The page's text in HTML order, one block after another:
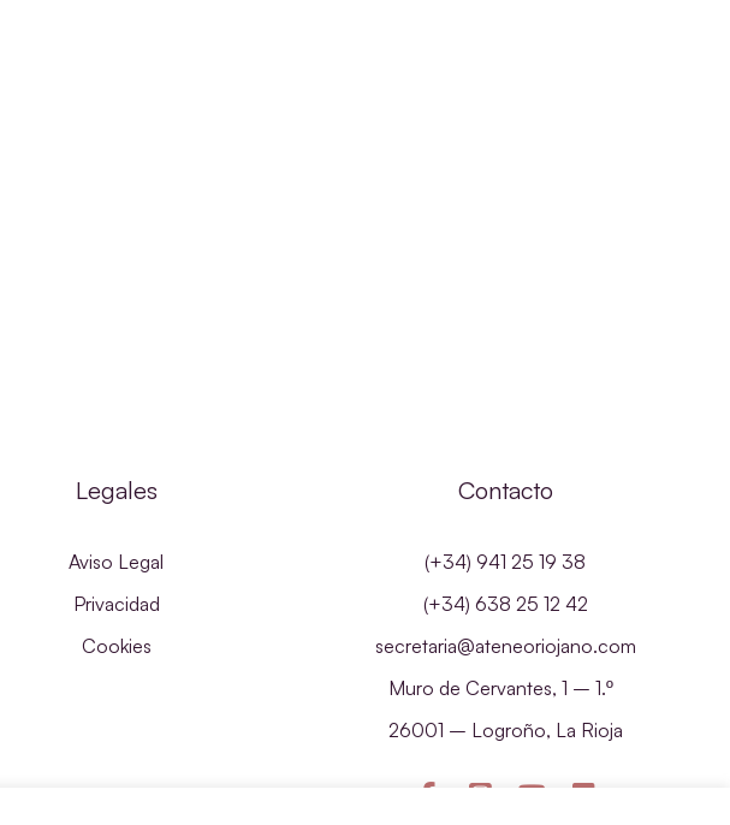
Legales
Aviso Legal
Privacidad
Cookies
Contacto
(+34) 941 25 19 38
(+34) 638 25 12 42
secretaria@ateneoriojano.com
Muro de Cervantes, 1 – 1.º
26001 – Logroño, La Rioja